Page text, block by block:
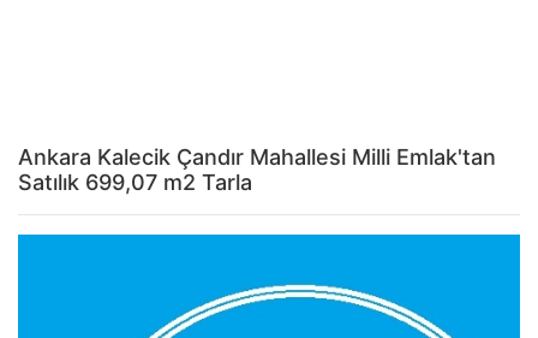
Ankara Kalecik Çandır Mahallesi Milli Emlak'tan
Satılık 699,07 m2 Tarla